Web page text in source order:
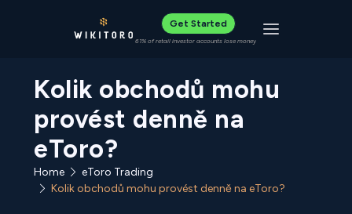
Get Started
61% of retail investor accounts lose money Toggle
Kolik obchodů mohu
provést denně na
eToro?
Home
eToro Trading
Kolik obchodů mohu provést denně na eToro?